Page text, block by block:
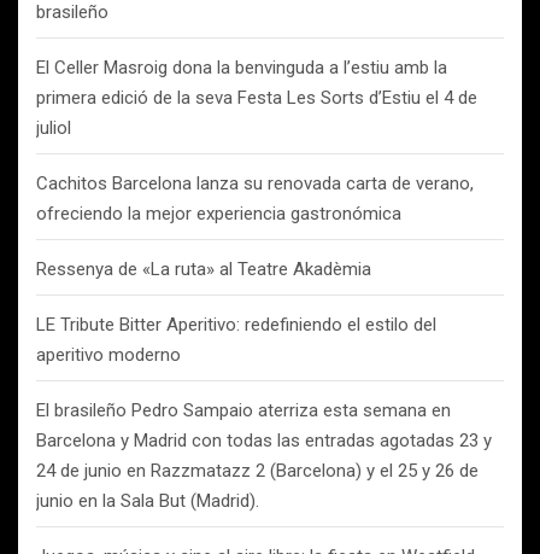
brasileño
El Celler Masroig dona la benvinguda a l’estiu amb la
primera edició de la seva Festa Les Sorts d’Estiu el 4 de
juliol
Cachitos Barcelona lanza su renovada carta de verano,
ofreciendo la mejor experiencia gastronómica
Ressenya de «La ruta» al Teatre Akadèmia
LE Tribute Bitter Aperitivo: redefiniendo el estilo del
aperitivo moderno
El brasileño Pedro Sampaio aterriza esta semana en
Barcelona y Madrid con todas las entradas agotadas 23 y
24 de junio en Razzmatazz 2 (Barcelona) y el 25 y 26 de
junio en la Sala But (Madrid).